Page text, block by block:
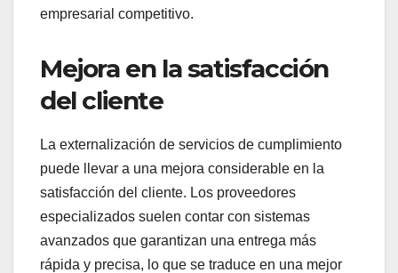
empresarial competitivo.
Mejora en la satisfacción
del cliente
La externalización de servicios de cumplimiento
puede llevar a una mejora considerable en la
satisfacción del cliente. Los proveedores
especializados suelen contar con sistemas
avanzados que garantizan una entrega más
rápida y precisa, lo que se traduce en una mejor